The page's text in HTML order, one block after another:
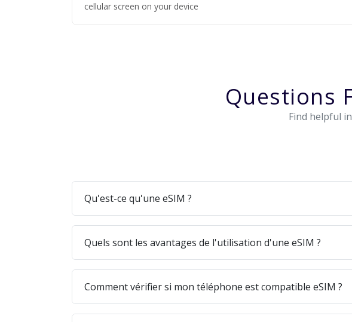
cellular screen on your device
Questions
Find helpful
Qu'est-ce qu'une eSIM ?
Quels sont les avantages de l'utilisation d'une eSIM ?
Comment vérifier si mon téléphone est compatible eSIM ?